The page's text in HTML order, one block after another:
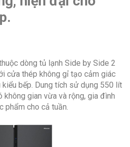
minh
Cao 178.5 cm – Ngang 91
85 kg
dòng tủ lạnh Side by Side 2
cửa thép không gỉ tạo cảm giác
bếp. Dung tích sử dụng 550 lít
không gian vừa và rộng, gia đình
phẩm cho cả tuần.